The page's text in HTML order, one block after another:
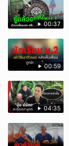
00:37
00:59
04:35